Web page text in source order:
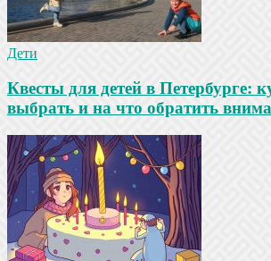
Дети
Квесты для детей в Петербурге:
выбрать и на что обратить